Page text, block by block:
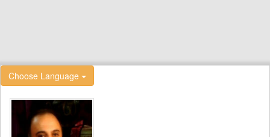
Choose Language